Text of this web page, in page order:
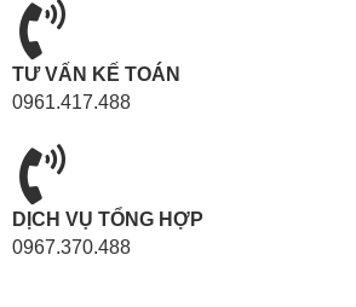
TƯ VẤN KẾ TOÁN
0961.417.488
DỊCH VỤ TỔNG HỢP
0967.370.488